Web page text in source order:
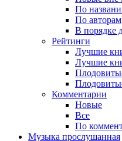
По
По авторам
В порядке
Рейтинги
Лучшие
Лучшие
Комментарии
Новые
Все
По
Музыка прослушанная